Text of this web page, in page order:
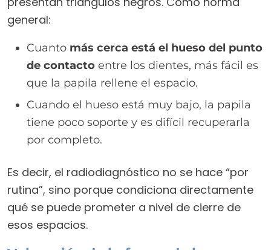
general:
Cuanto más cerca está el hueso del punto
de contacto entre los dientes, más fácil es
que la papila rellene el espacio.
Cuando el hueso está muy bajo, la papila
tiene poco soporte y es difícil recuperarla
por completo.
Es decir, el radiodiagnóstico no se hace “por
rutina”, sino porque condiciona directamente
qué se puede prometer a nivel de cierre de
esos espacios.